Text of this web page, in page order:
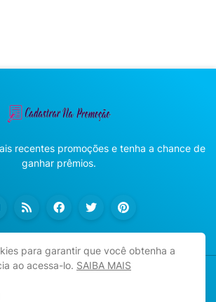
recentes promoções e tenha a chance de
ganhar prêmios.
para garantir que você obtenha a
ao acessa-lo. SAIBA MAIS